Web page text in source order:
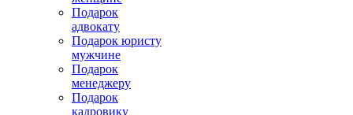
Подарок
адвокату
Подарок юристу
мужчине
Подарок
менеджеру
Подарок
кадровику